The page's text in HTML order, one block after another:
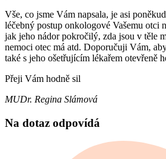
Vše, co jsme Vám napsala, je asi
léčebný postup onkologové Vašemu otci
jak jeho nádor pokročilý, zda jsou v těle
nemoci otec má atd. Doporučuji Vám,
také s jeho ošetřujícím lékařem otevřeně
Přeji Vám hodně sil
MUDr. Regina Slámová
Na dotaz odpovídá